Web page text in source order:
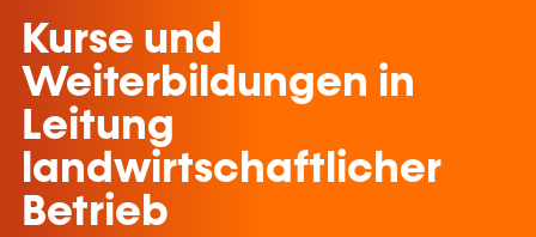
Kurse und
Weiterbildungen in
Leitung
landwirtschaftlicher
Betrieb